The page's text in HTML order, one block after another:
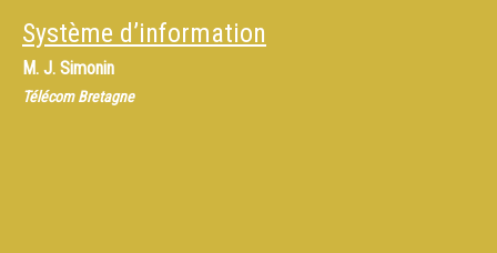
Système d’information
M. J. Simonin
Télécom Bretagne